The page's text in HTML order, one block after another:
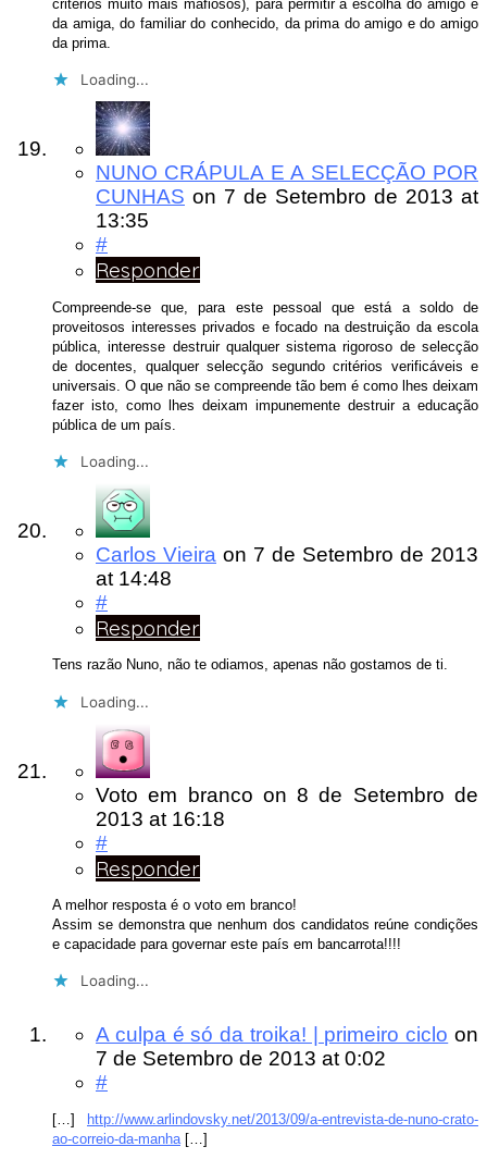
critérios muito mais mafiosos), para permitir a escolha do amigo e
da amiga, do familiar do conhecido, da prima do amigo e do amigo
da prima.
Loading...
NUNO CRÁPULA E A SELECÇÃO POR
CUNHAS on 7 de Setembro de 2013 at
13:35
#
Responder
Compreende-se que, para este pessoal que está a soldo de
proveitosos interesses privados e focado na destruição da escola
pública, interesse destruir qualquer sistema rigoroso de selecção
de docentes, qualquer selecção segundo critérios verificáveis e
universais. O que não se compreende tão bem é como lhes deixam
fazer isto, como lhes deixam impunemente destruir a educação
pública de um país.
Loading...
Carlos Vieira on 7 de Setembro de 2013
at 14:48
#
Responder
Tens razão Nuno, não te odiamos, apenas não gostamos de ti.
Loading...
Voto em branco on8 de Setembro de
2013 at 16:18
#
Responder
A melhor resposta é o voto em branco!
Assim se demonstra que nenhum dos candidatos reúne condições
e capacidade para governar este país em bancarrota!!!!
Loading...
A culpa é só da troika! | primeiro ciclo on
7 de Setembro de 2013 at 0:02
#
[…] http://www.arlindovsky.net/2013/09/a-entrevista-de-nuno-crato-
ao-correio-da-manha […]